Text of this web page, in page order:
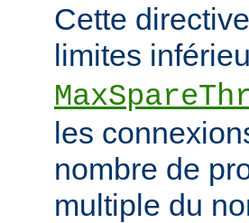
Cette
limites
les
nombre de
multiple du